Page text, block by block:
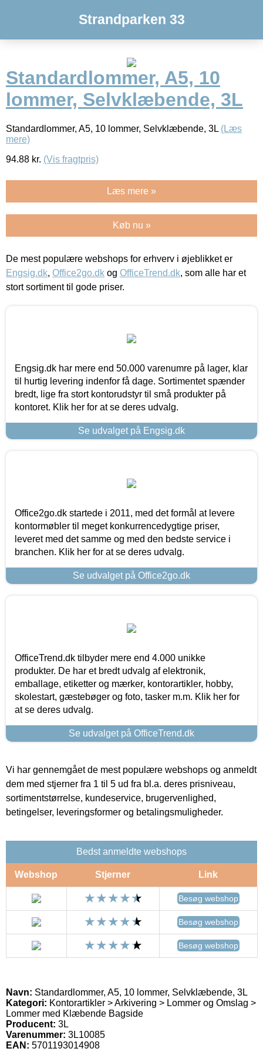
Strandparken 33
Standardlommer, A5, 10
lommer, Selvklæbende, 3L
Standardlommer, A5, 10 lommer, Selvklæbende, 3L (Læs
mere)
94.88 kr. (Vis fragtpris)
Læs mere »
Køb nu »
De mest populære webshops for erhverv i øjeblikket er
Engsig.dk, Office2go.dk og OfficeTrend.dk, som alle har et
stort sortiment til gode priser.
Engsig.dk har mere end 50.000 varenumre på lager, klar
til hurtig levering indenfor få dage. Sortimentet spænder
bredt, lige fra stort kontorudstyr til små produkter på
kontoret. Klik her for at se deres udvalg.
Se udvalget på Engsig.dk
Office2go.dk startede i 2011, med det formål at levere
kontormøbler til meget konkurrencedygtige priser,
leveret med det samme og med den bedste service i
branchen. Klik her for at se deres udvalg.
Se udvalget på Office2go.dk
OfficeTrend.dk tilbyder mere end 4.000 unikke
produkter. De har et bredt udvalg af elektronik,
emballage, etiketter og mærker, kontorartikler, hobby,
skolestart, gæstebøger og foto, tasker m.m. Klik her for
at se deres udvalg.
Se udvalget på OfficeTrend.dk
Vi har gennemgået de mest populære webshops og anmeldt
dem med stjerner fra 1 til 5 ud fra bl.a. deres prisniveau,
sortimentstørrelse, kundeservice, brugervenlighed,
betingelser, leveringsformer og betalingsmuligheder.
Bedst anmeldte webshops
Webshop Stjerner Link
Besøg webshop
Besøg webshop
Besøg webshop
Navn: Standardlommer, A5, 10 lommer, Selvklæbende, 3L
Kategori: Kontorartikler > Arkivering > Lommer og Omslag >
Lommer med Klæbende Bagside
Producent: 3L
Varenummer: 3L10085
EAN: 5701193014908